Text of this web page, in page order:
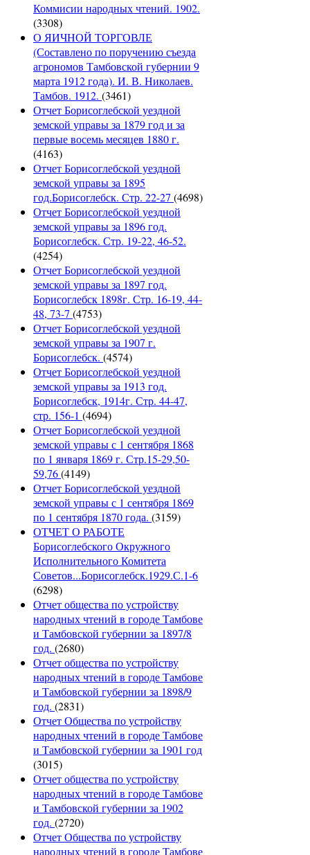
Коммисии народных чтений. 1902.
(3308)
О ЯИЧНОЙ ТОРГОВЛЕ
(Составлено по поручению съезда
агрономов Тамбовской губернии 9
марта 1912 года). И. В. Николаев.
Тамбов. 1912. (3461)
Отчет Борисоглебской уездной
земской управы за 1879 год и за
первые восемь месяцев 1880 г.
(4163)
Отчет Борисоглебской уездной
земской управы за 1895
год.Борисоглебск. Стр. 22-27 (4698)
Отчет Борисоглебской уездной
земской управы за 1896 год.
Борисоглебск. Стр. 19-22, 46-52.
(4254)
Отчет Борисоглебской уездной
земской управы за 1897 год.
Борисоглебск 1898г. Стр. 16-19, 44-
48, 73-7 (4753)
Отчет Борисоглебской уездной
земской управы за 1907 г.
Борисоглебск. (4574)
Отчет Борисоглебской уездной
земской управы за 1913 год.
Борисоглебск, 1914г. Стр. 44-47,
стр. 156-1 (4694)
Отчет Борисоглебской уездной
земской управы с 1 сентября 1868
по 1 января 1869 г. Стр.15-29,50-
59,76(4149)
Отчет Борисоглебской уездной
земской управы с 1 сентября 1869
по 1 сентября 1870 года. (3159)
ОТЧЕТ О РАБОТЕ
Борисоглебского Окружного
Исполнительного Комитета
Советов...Борисоглебск.1929.С.1-6
(6298)
Отчет общества по устройству
народных чтений в городе Тамбове
и Тамбовской губернии за 1897/8
год. (2680)
Отчет общества по устройству
народных чтений в городе Тамбове
и Тамбовской губернии за 1898/9
год. (2831)
Отчет Общества по устройству
народных чтений в городе Тамбове
и Тамбовской губернии за 1901 год
(3015)
Отчет общества по устройству
народных чтений в городе Тамбове
и Тамбовской губернии за 1902
год. (2720)
Отчет Общества по устройству
народных чтений в городе Тамбове